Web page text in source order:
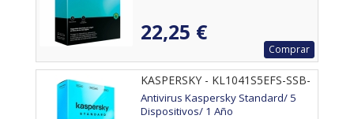
22,25 €
Comprar
KASPERSKY - KL1041S5EFS-SSB-
ES
Antivirus Kaspersky Standard/ 5
Dispositivos/ 1 Año